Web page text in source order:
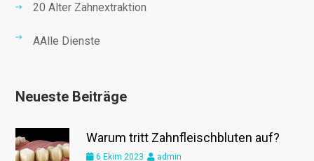
20 Alter Zahnextraktion
AAlle Dienste
Neueste Beiträge
Warum tritt Zahnfleischbluten auf?
6 Ekim 2023 admin